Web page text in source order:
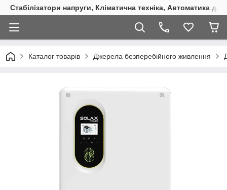
Стабілізатори напруги, Кліматична техніка, Автоматика
Каталог товарів Джерела безперебійного живлення